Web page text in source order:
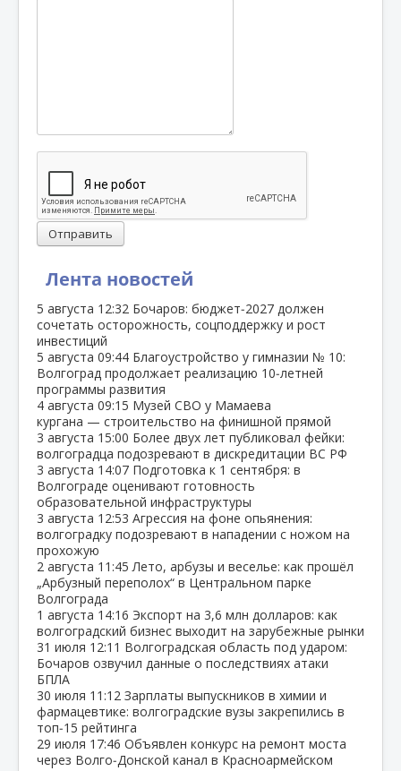
Лента новостей
5 августа 12:32 Бочаров: бюджет‑2027 должен
сочетать осторожность, соцподдержку и рост
инвестиций
5 августа 09:44 Благоустройство у гимназии № 10:
Волгоград продолжает реализацию 10‑летней
программы развития
4 августа 09:15 Музей СВО у Мамаева
кургана — строительство на финишной прямой
3 августа 15:00 Более двух лет публиковал фейки:
волгоградца подозревают в дискредитации ВС РФ
3 августа 14:07 Подготовка к 1 сентября: в
Волгограде оценивают готовность
образовательной инфраструктуры
3 августа 12:53 Агрессия на фоне опьянения:
волгоградку подозревают в нападении с ножом на
прохожую
2 августа 11:45 Лето, арбузы и веселье: как прошёл
„Арбузный переполох“ в Центральном парке
Волгограда
1 августа 14:16 Экспорт на 3,6 млн долларов: как
волгоградский бизнес выходит на зарубежные рынки
31 июля 12:11 Волгоградская область под ударом:
Бочаров озвучил данные о последствиях атаки
БПЛА
30 июля 11:12 Зарплаты выпускников в химии и
фармацевтике: волгоградские вузы закрепились в
топ‑15 рейтинга
29 июля 17:46 Объявлен конкурс на ремонт моста
через Волго‑Донской канал в Красноармейском
Отправить